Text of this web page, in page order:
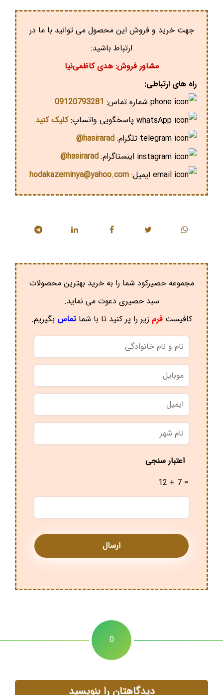
جهت خرید و فروش این محصول می توانید با ما در
ارتباط باشید:
مشاور فروش: هدی کاظمی‌نیا
راه های ارتباطی:
شماره تماس: 09120793281
پاسخگویی واتساپ:کلیک کنید
تلگرام: hasirarad@
اینستاگرام: hasirarad@
ایمیل: hodakazeminya@yahoo.com
مجموعه حصیرکود شما را به خرید بهترین محصولات
سبد حصیری دعوت می نماید.
کافیستفرم زیر را پر کنید تا با شماتماس بگیریم.
نام
و
نام
خانوادگی
موبایل
ایمیل
نام
شهر *
اعتبار سنجی
12 + 7 =
0
دیدگاهتان را بنویسید